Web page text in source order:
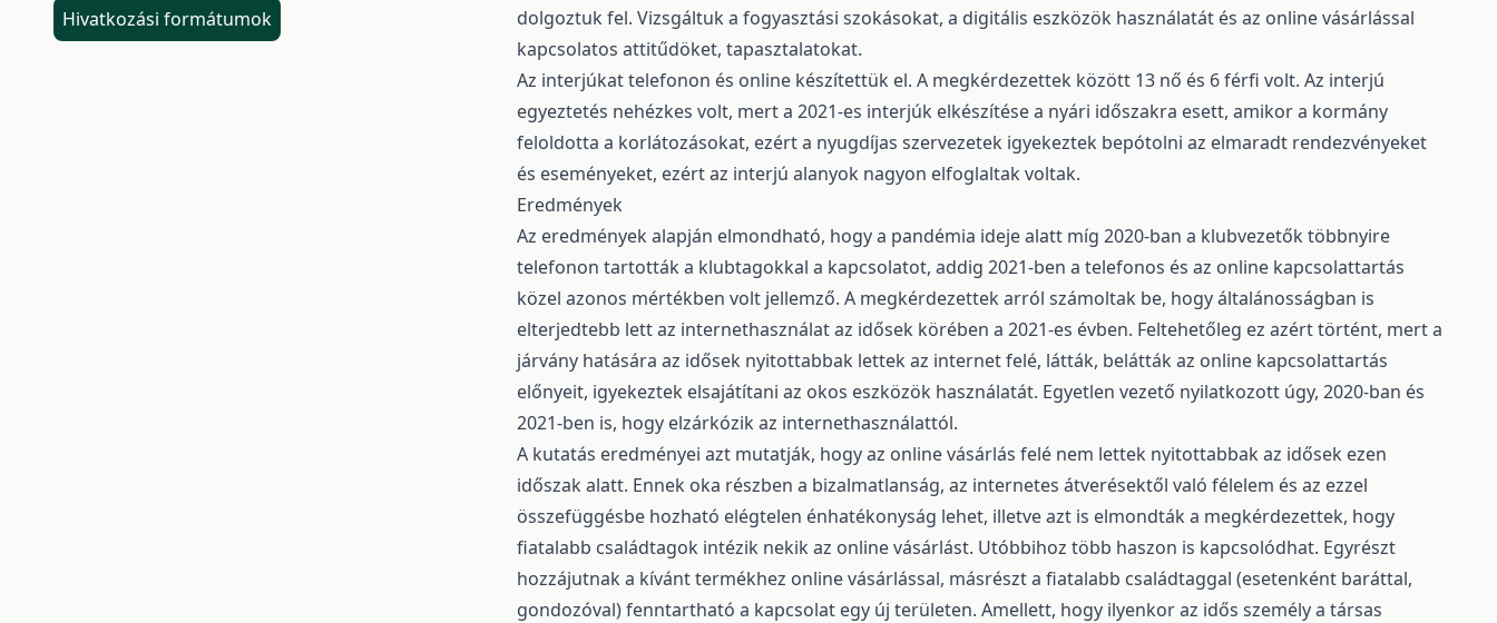
Hivatkozási formátumok
dolgoztuk fel. Vizsgáltuk a fogyasztási szokásokat, a digitális eszközök használatát és az online vásárlással
kapcsolatos attitűdöket, tapasztalatokat.
Az interjúkat telefonon és online készítettük el. A megkérdezettek között 13 nő és 6 férfi volt. Az interjú
egyeztetés nehézkes volt, mert a 2021-es interjúk elkészítése a nyári időszakra esett, amikor a kormány
feloldotta a korlátozásokat, ezért a nyugdíjas szervezetek igyekeztek bepótolni az elmaradt rendezvényeket
és eseményeket, ezért az interjú alanyok nagyon elfoglaltak voltak.
Eredmények
Az eredmények alapján elmondható, hogy a pandémia ideje alatt míg 2020-ban a klubvezetők többnyire
telefonon tartották a klubtagokkal a kapcsolatot, addig 2021-ben a telefonos és az online kapcsolattartás
közel azonos mértékben volt jellemző. A megkérdezettek arról számoltak be, hogy általánosságban is
elterjedtebb lett az internethasználat az idősek körében a 2021-es évben. Feltehetőleg ez azért történt, mert a
járvány hatására az idősek nyitottabbak lettek az internet felé, látták, belátták az online kapcsolattartás
előnyeit, igyekeztek elsajátítani az okos eszközök használatát. Egyetlen vezető nyilatkozott úgy, 2020-ban és
2021-ben is, hogy elzárkózik az internethasználattól.
A kutatás eredményei azt mutatják, hogy az online vásárlás felé nem lettek nyitottabbak az idősek ezen
időszak alatt. Ennek oka részben a bizalmatlanság, az internetes átverésektől való félelem és az ezzel
összefüggésbe hozható elégtelen énhatékonyság lehet, illetve azt is elmondták a megkérdezettek, hogy
fiatalabb családtagok intézik nekik az online vásárlást. Utóbbihoz több haszon is kapcsolódhat. Egyrészt
hozzájutnak a kívánt termékhez online vásárlással, másrészt a fiatalabb családtaggal (esetenként baráttal,
gondozóval) fenntartható a kapcsolat egy új területen. Amellett, hogy ilyenkor az idős személy a társas